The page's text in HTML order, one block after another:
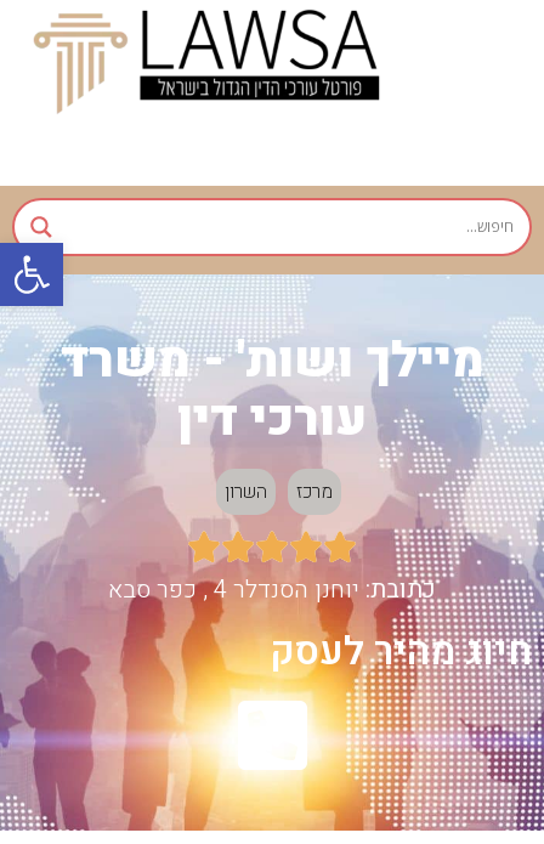
מיילך ושות' - משרד
עורכי דין
מרכז השרון





כתובת: יוחנן הסנדלר 4 , כפר סבא
חיוג מהיר לעסק